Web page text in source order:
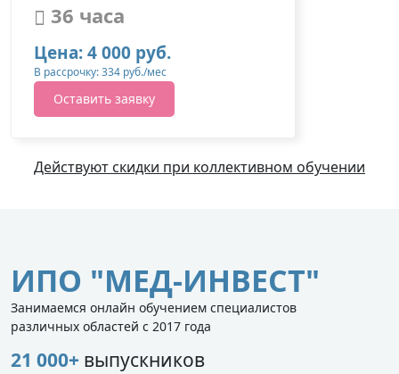
36 часа
Цена: 4 000 руб.
В рассрочку: 334 руб./мес
Оставить заявку
Действуют скидки при коллективном обучении
ИПО "МЕД-ИНВЕСТ"
Занимаемся онлайн обучением специалистов
различных областей с 2017 года
21 000+ выпускников